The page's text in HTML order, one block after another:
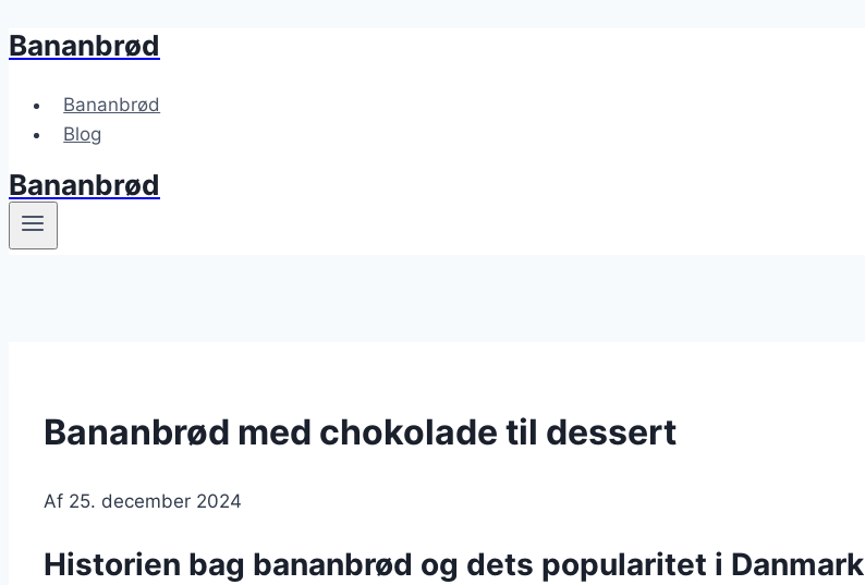
Fortsæt
indhold
Bananbrød
Bananbrød
Blog
Bananbrød
Bananbrød med chokolade til dessert
Af 25. december 2024
Historien bag bananbrød og dets popularitet i Danmark